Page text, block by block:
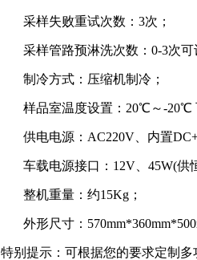
采样失败重试次数：3次；
采样管路预淋洗次数：0-3次可
制冷方式：压缩机制冷；
样品室温度设置：20℃～-20℃
供电电源：AC220V、内置
车载电源接口：12V、45W(供
整机重量：约15Kg；
外形尺寸：
特别提示：可根据您的要求定制